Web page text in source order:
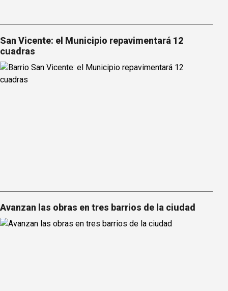
San Vicente: el Municipio repavimentará 12
cuadras
Avanzan las obras en tres barrios de la ciudad